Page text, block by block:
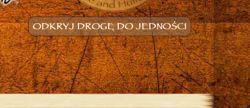
ODKRYJ DROGĘ DO JEDNOŚCI